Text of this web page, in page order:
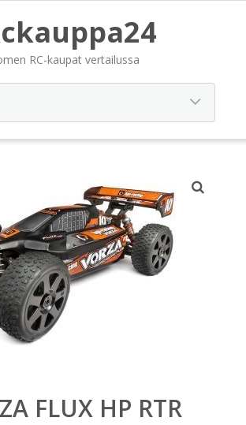
RC-kaupat vertailussa
FLUX HP RTR